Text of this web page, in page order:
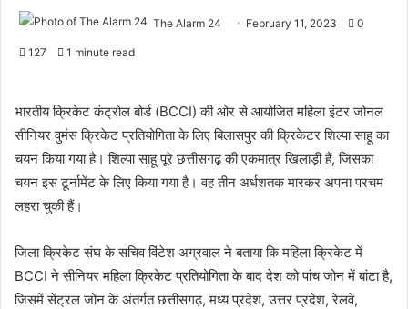
The Alarm 24 February 11, 2023 0
127 1 minute read
भारतीय क्रिकेट कंट्रोल बोर्ड (BCCI) की ओर से आयोजित महिला इंटर जोनल
सीनियर वुमंस क्रिकेट प्रतियोगिता के लिए बिलासपुर की क्रिकेटर शिल्पा साहू का
चयन किया गया है। शिल्पा साहू पूरे छत्तीसगढ़ की एकमात्र खिलाड़ी हैं, जिसका
चयन इस टूर्नामेंट के लिए किया गया है। वह तीन अर्धशतक मारकर अपना परचम
लहरा चुकी हैं।
जिला क्रिकेट संघ के सचिव विंटेश अग्रवाल ने बताया कि महिला क्रिकेट में
BCCI ने सीनियर महिला क्रिकेट प्रतियोगिता के बाद देश को पांच जोन में बांटा है,
जिसमें सेंट्रल जोन के अंतर्गत छत्तीसगढ़, मध्य प्रदेश, उत्तर प्रदेश, रेलवे,